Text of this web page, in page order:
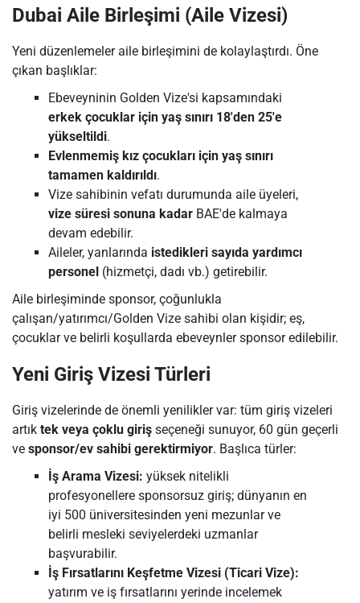
Dubai Aile Birleşimi (Aile Vizesi)
Yeni düzenlemeler aile birleşimini de kolaylaştırdı. Öne
çıkan başlıklar:
Ebeveyninin Golden Vize'si kapsamındaki
erkek çocuklar için yaş sınırı 18'den 25'e
yükseltildi.
Evlenmemiş kız çocukları için yaş sınırı
tamamen kaldırıldı.
Vize sahibinin vefatı durumunda aile üyeleri,
vize süresi sonuna kadar BAE'de kalmaya
devam edebilir.
Aileler, yanlarında istedikleri sayıda yardımcı
personel (hizmetçi, dadı vb.) getirebilir.
Aile birleşiminde sponsor, çoğunlukla
çalışan/yatırımcı/Golden Vize sahibi olan kişidir; eş,
çocuklar ve belirli koşullarda ebeveynler sponsor edilebilir.
Yeni Giriş Vizesi Türleri
Giriş vizelerinde de önemli yenilikler var: tüm giriş vizeleri
artık tek veya çoklu giriş seçeneği sunuyor, 60 gün geçerli
ve sponsor/ev sahibi gerektirmiyor. Başlıca türler:
İş Arama Vizesi: yüksek nitelikli
profesyonellere sponsorsuz giriş; dünyanın en
iyi 500 üniversitesinden yeni mezunlar ve
belirli mesleki seviyelerdeki uzmanlar
başvurabilir.
İş Fırsatlarını Keşfetme Vizesi (Ticari Vize):
yatırım ve iş fırsatlarını yerinde incelemek